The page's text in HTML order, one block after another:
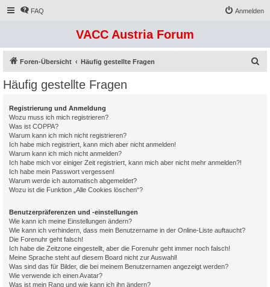
FAQ Anmelden
VACC Austria Forum
Foren-Übersicht Häufig gestellte Fragen
Häufig gestellte Fragen
Registrierung und Anmeldung
Wozu muss ich mich registrieren?
Was ist COPPA?
Warum kann ich mich nicht registrieren?
Ich habe mich registriert, kann mich aber nicht anmelden!
Warum kann ich mich nicht anmelden?
Ich habe mich vor einiger Zeit registriert, kann mich aber nicht mehr anmelden?!
Ich habe mein Passwort vergessen!
Warum werde ich automatisch abgemeldet?
Wozu ist die Funktion „Alle Cookies löschen“?
Benutzerpräferenzen und -einstellungen
Wie kann ich meine Einstellungen ändern?
Wie kann ich verhindern, dass mein Benutzername in der Online-Liste auftaucht?
Die Forenuhr geht falsch!
Ich habe die Zeitzone eingestellt, aber die Forenuhr geht immer noch falsch!
Meine Sprache steht auf diesem Board nicht zur Auswahl!
Was sind das für Bilder, die bei meinem Benutzernamen angezeigt werden?
Wie verwende ich einen Avatar?
Was ist mein Rang und wie kann ich ihn ändern?